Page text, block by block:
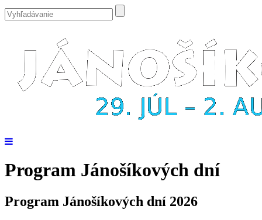
Program Jánošíkových dní
Program Jánošíkových dní 2026